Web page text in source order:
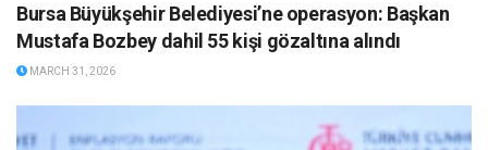
Bursa Büyükşehir Belediyesi’ne operasyon: Başkan
Mustafa Bozbey dahil 55 kişi gözaltına alındı
MARCH 31, 2026